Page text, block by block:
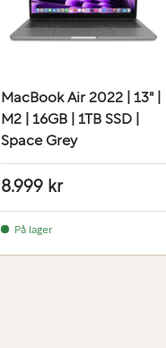
MacBook Air 2022 | 13" |
M2 | 16GB | 1TB SSD |
Space Grey
8.999 kr
På lager